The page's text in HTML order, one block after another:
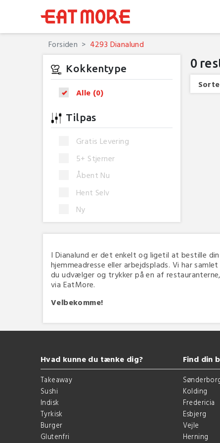
Forsiden 4293 Dianalund
Kokkentype
Alle (0)
Tilpas
Gratis Levering
5+ Stjerner
Åbent Nu
Hent Selv
Ny
0
I Dianalund er det enkelt og ligetil at bestille
hjemmeadresse eller arbejdsplads. Vi har
du udvælger og trykker på en af
via EatMore.
Velbekomme!
Hvad kunne du tænke dig?
Takeaway
Sushi
Indisk
Tyrkisk
Burger
Glutenfri
Find din
Kolding
Fredericia
Esbjerg
Vejle
Herning